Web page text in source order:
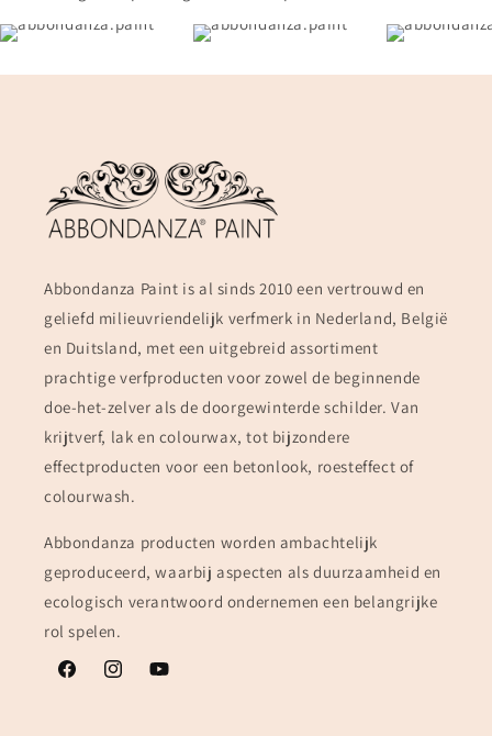
Abbondanza Paint is al sinds 2010 een vertrouwd en
geliefd milieuvriendelijk verfmerk in Nederland, België
en Duitsland, met een uitgebreid assortiment
prachtige verfproducten voor zowel de beginnende
doe-het-zelver als de doorgewinterde schilder. Van
krijtverf, lak en colourwax, tot bijzondere
effectproducten voor een betonlook, roesteffect of
colourwash.
Abbondanza producten worden ambachtelijk
geproduceerd, waarbij aspecten als duurzaamheid en
ecologisch verantwoord ondernemen een belangrijke
rol spelen.
FacebookInstagramYouTube